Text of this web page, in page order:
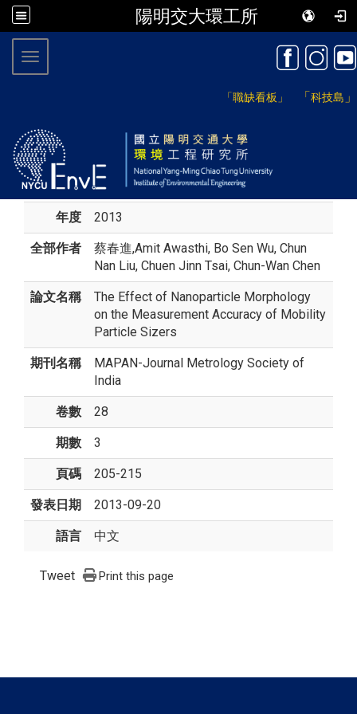
陽明交大環工所
「職缺看板」 「科技島 」
Toggle navigation
年度 2013
全部作者 蔡春進,Amit Awasthi, Bo Sen Wu, Chun
Nan Liu, Chuen Jinn Tsai, Chun-Wan Chen
論文名稱
The Effect of Nanoparticle Morphology
on the Measurement Accuracy of Mobility
Particle Sizers
期刊名稱
MAPAN-Journal Metrology Society of
India
卷數 28
期數 3
頁碼 205-215
發表日期 2013-09-20
語言 中文
Tweet Print this page